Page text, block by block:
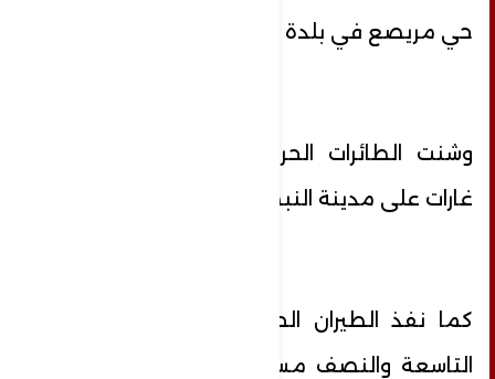
حي مريصع في بلدة انصار.
وشنت الطائرات الحربية الصهيونية عدة
غارات على مدينة النبطية مساء .
كما نفذ الطيران الحربي المعادي، قرابة
التاسعة والنصف مساء اليوم، غارة جوية